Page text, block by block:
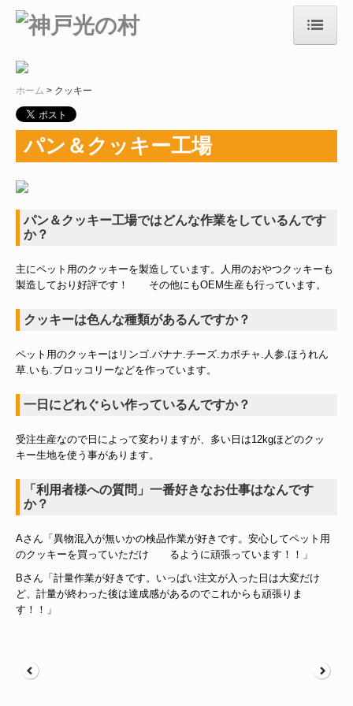
施設紹介
生活紹介
TOPIC
事業報告
お問い合わせ
ホーム クッキー
パン＆クッキー工場
パン＆クッキー工場ではどんな作業をしているんです
か？
主にペット用のクッキーを製造しています。人用のおやつクッキーも
製造しており好評です！ その他にもOEM生産も行っています。
クッキーは色んな種類があるんですか？
ペット用のクッキーはリンゴ.バナナ.チーズ.カボチャ.人参.ほうれん
草.いも.ブロッコリーなどを作っています。
一日にどれぐらい作っているんですか？
受注生産なので日によって変わりますが、多い日は12kgほどのクッ
キー生地を使う事があります。
「利用者様への質問」一番好きなお仕事はなんです
か？
Aさん「異物混入が無いかの検品作業が好きです。安心してペット用
のクッキーを買っていただけ るように頑張っています！！」
Bさん「計量作業が好きです。いっぱい注文が入った日は大変だけ
ど、計量が終わった後は達成感があるのでこれからも頑張りま
す！！」